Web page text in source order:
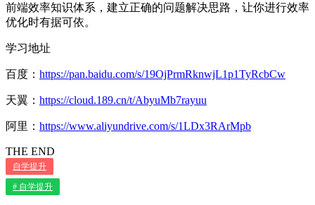
前端效率知识体系，建立正确的问题解决思路，让你进行效率
优化时有据可依。
学习地址
百度： https://pan.baidu.com/s/19OjPrmRknwjL1p1TyRcbCw
天翼： https://cloud.189.cn/t/AbyuMb7rayuu
阿里： https://www.aliyundrive.com/s/1LDx3RArMpb
THE END
自学提升
# 自学提升